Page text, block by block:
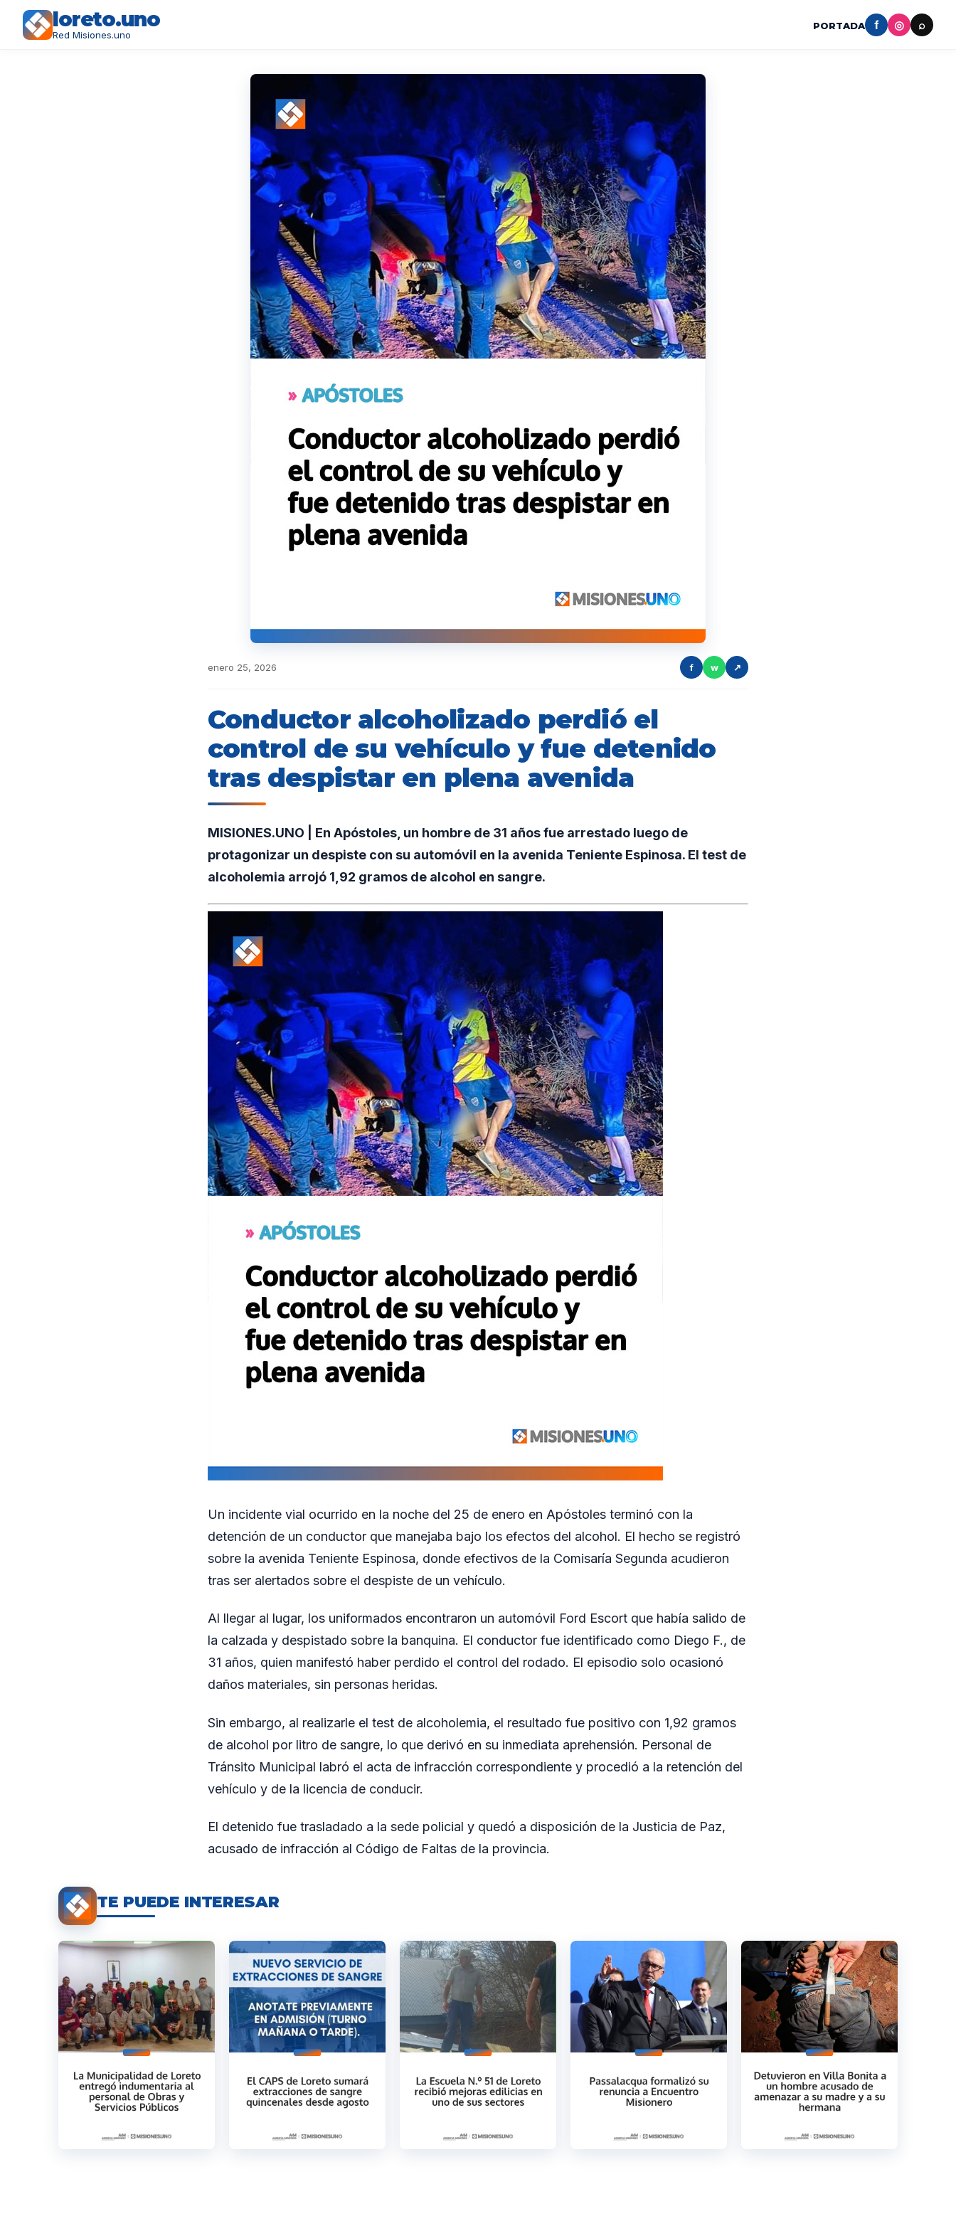
loreto.uno
Red Misiones.uno
PORTADA f ◎ ⌕
enero 25, 2026 f w ↗
Conductor alcoholizado perdió el
control de su vehículo y fue detenido
tras despistar en plena avenida
MISIONES.UNO | En Apóstoles, un hombre de 31 años fue arrestado luego de
protagonizar un despiste con su automóvil en la avenida Teniente Espinosa. El test de
alcoholemia arrojó 1,92 gramos de alcohol en sangre.
Un incidente vial ocurrido en la noche del 25 de enero en Apóstoles terminó con la
detención de un conductor que manejaba bajo los efectos del alcohol. El hecho se registró
sobre la avenida Teniente Espinosa, donde efectivos de la Comisaría Segunda acudieron
tras ser alertados sobre el despiste de un vehículo.
Al llegar al lugar, los uniformados encontraron un automóvil Ford Escort que había salido de
la calzada y despistado sobre la banquina. El conductor fue identificado como Diego F., de
31 años, quien manifestó haber perdido el control del rodado. El episodio solo ocasionó
daños materiales, sin personas heridas.
Sin embargo, al realizarle el test de alcoholemia, el resultado fue positivo con 1,92 gramos
de alcohol por litro de sangre, lo que derivó en su inmediata aprehensión. Personal de
Tránsito Municipal labró el acta de infracción correspondiente y procedió a la retención del
vehículo y de la licencia de conducir.
El detenido fue trasladado a la sede policial y quedó a disposición de la Justicia de Paz,
acusado de infracción al Código de Faltas de la provincia.
TE PUEDE INTERESAR